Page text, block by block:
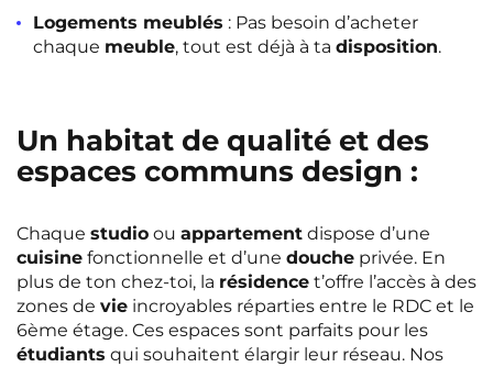
Logements meublés : Pas besoin d’acheter
chaque meuble, tout est déjà à ta disposition.
Un habitat de qualité et des
espaces communs design :
Chaque studio ou appartement dispose d’une
cuisine fonctionnelle et d’une douche privée. En
plus de ton chez-toi, la résidence t’offre l’accès à des
zones de vie incroyables réparties entre le RDC et le
6ème étage. Ces espaces sont parfaits pour les
étudiants qui souhaitent élargir leur réseau. Nos